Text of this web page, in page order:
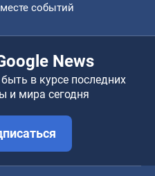
месте событий
News
в курсе последних
и мира сегодня